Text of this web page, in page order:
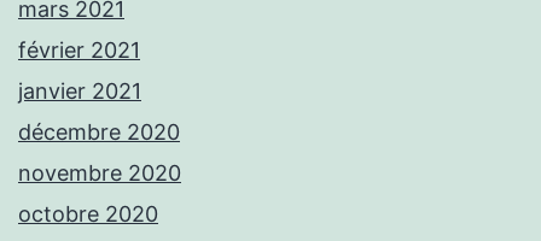
mars 2021
février 2021
janvier 2021
décembre 2020
novembre 2020
octobre 2020